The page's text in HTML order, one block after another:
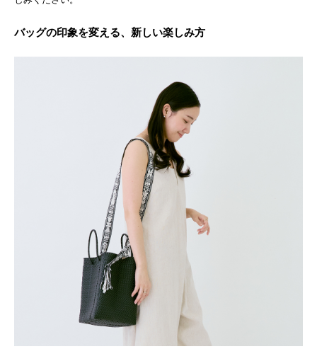
バッグの印象を変える、新しい楽しみ方